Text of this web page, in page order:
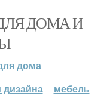
ДОМА И
дома
дизайна мебель